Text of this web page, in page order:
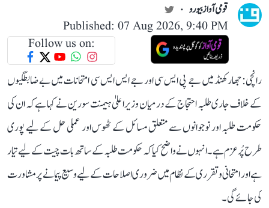
قومی آواز بیورو
Published: 07 Aug 2026, 9:40 PM
Follow us on:
رانچی: جھارکھنڈ میں جے پی ایس سی اور جے ایس ایس سی امتحانات میں بے ضابطگیوں
کے خلاف جاری طلبہ احتجاج کے درمیان وزیر اعلیٰ ہیمنت سورین نے کہا ہے کہ ان کی
حکومت طلبہ اور نوجوانوں سے متعلق مسائل کے ٹھوس اور عملی حل کے لیے پوری
طرح پُرعزم ہے۔ انہوں نے واضح کیا کہ حکومت طلبہ کے ساتھ بات چیت کے لیے تیار
ہے اور امتحانی و تقرری کے نظام میں ضروری اصلاحات کے لیے وسیع پیمانے پر مشاورت
کی جائے گی۔